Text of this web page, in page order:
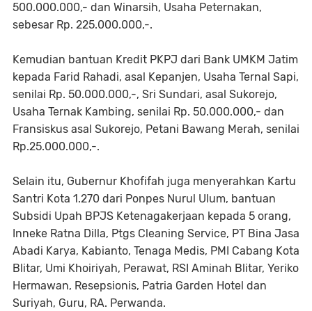
500.000.000,- dan Winarsih, Usaha Peternakan,
sebesar Rp. 225.000.000,-.
Kemudian bantuan Kredit PKPJ dari Bank UMKM Jatim
kepada Farid Rahadi, asal Kepanjen, Usaha Ternal Sapi,
senilai Rp. 50.000.000,-, Sri Sundari, asal Sukorejo,
Usaha Ternak Kambing, senilai Rp. 50.000.000,- dan
Fransiskus asal Sukorejo, Petani Bawang Merah, senilai
Rp.25.000.000,-.
Selain itu, Gubernur Khofifah juga menyerahkan Kartu
Santri Kota 1.270 dari Ponpes Nurul Ulum, bantuan
Subsidi Upah BPJS Ketenagakerjaan kepada 5 orang,
Inneke Ratna Dilla, Ptgs Cleaning Service, PT Bina Jasa
Abadi Karya, Kabianto, Tenaga Medis, PMI Cabang Kota
Blitar, Umi Khoiriyah, Perawat, RSI Aminah Blitar, Yeriko
Hermawan, Resepsionis, Patria Garden Hotel dan
Suriyah, Guru, RA. Perwanda.